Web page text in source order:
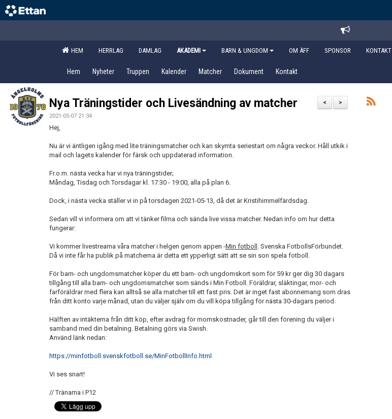
HEM HERRLAG DAMLAG AKADEMI BARN & UNGDOM OM ÄFF SPONSOR KONTAKT
Hem Nyheter Truppen Kalender Matcher Dokument Kontakt
>
<
Nya Träningstider och Livesändning av matcher
2021-05-07 21:34
Hej,
Nu är vi äntligen igång med lite träningsmatcher och kan skymta seriestart om några veckor. Håll utkik i
mail och lagets kalender för färsk och uppdaterad information.
Fr.o.m. nästa vecka har vi nya träningstider;
Måndag, Tisdag och Torsdagar kl. 17:30 - 19:00, alla på plan 6.
Dock, i nästa vecka ställer vi in på torsdagen 2021-05-13, då det är Kristihimmelfärdsdag.
Sedan vill vi informera om att vi tänker filma och sända live vissa matcher. Nedan info om hur detta
fungerar:
Vi kommer livestreama våra matcher i helgen genom appen -Min fotboll . Svenska FotbollsFörbundet.
Då vi inte får ha publik på matcherna är detta ett ypperligt sätt att se sin son spela fotboll.
För barn- och ungdomsmatcher köper du ett barn- och ungdomskort som för 59 kr ger dig 30 dagars
tillgång till alla barn- och ungdomsmatcher som sänds i Min Fotboll. Föräldrar, släktingar, mor- och
farföräldrar med flera kan alltså se alla matcher till ett fast pris. Det är inget fast abonnemang som dras
från ditt konto varje månad, utan du väljer själv om du vill köpa tillgång för nästa 30-dagars period.
Hälften av intäkterna från ditt köp, efter avdrag för momskostnader, går till den förening du väljer i
samband med din betalning. Betalning görs via Swish.
Använd länk nedan:
https://minfotboll.svenskfotboll.se/MinFotbollInfo.html
Vi ses snart!
// Tränarna i P12